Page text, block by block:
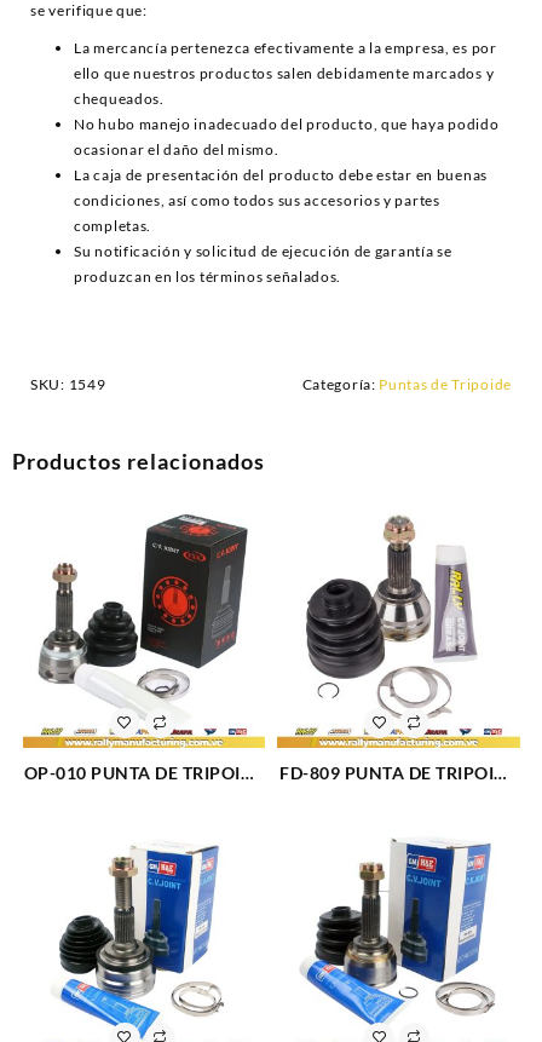
se verifique que:
La mercancía pertenezca efectivamente a la empresa, es por
ello que nuestros productos salen debidamente marcados y
chequeados.
No hubo manejo inadecuado del producto, que haya podido
ocasionar el daño del mismo.
La caja de presentación del producto debe estar en buenas
condiciones, así como todos sus accesorios y partes
completas.
Su notificación y solicitud de ejecución de garantía se
produzcan en los términos señalados.
SKU: 1549 Categoría: Puntas de Tripoide
Productos relacionados
OP-010 PUNTA DE TRIPOIDE
FD-809 PUNTA DE TRIPOIDE